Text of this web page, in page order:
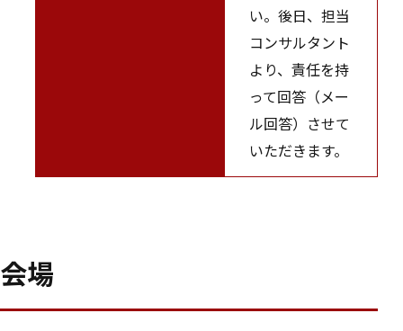
い。後日、担当
コンサルタント
より、責任を持
って回答（メー
ル回答）させて
いただきます。
会場